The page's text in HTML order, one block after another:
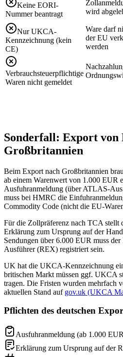
Keine EORI-
Nummer beantragt
wird
Nur UKCA-
Kennzeichnung (kein
CE)
Ware darf
der EU
werden
Verbrauchsteuerpflichtige
Waren nicht gemeldet
Sonderfall: Export von
Großbritannien
Beim Export nach Großbritannien
ab einem Warenwert von 1.000 EUR
Ausfuhranmeldung (über ATLAS-
muss bei HMRC die
Commodity Code (nicht die EU-
Für die Zollpräferenz nach TCA stellt
Erklärung zum Ursprung auf der
Sendungen über 6.000 EUR muss
Ausführer (REX) registriert sein.
UK hat die UKCA-Kennzeichnung
britischen Markt müssen ggf. UKCA
tragen. Die Fristen wurden mehrfach
aktuellen Stand auf gov.uk (UKCA
Pflichten des deutschen
Ausfuhranmeldung (ab 1.000
Erklärung zum Ursprung auf der